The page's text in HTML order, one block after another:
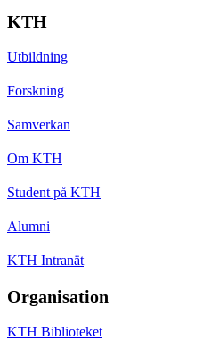
KTH
Utbildning
Forskning
Samverkan
Om KTH
Student på KTH
Alumni
KTH Intranät
Organisation
KTH Biblioteket